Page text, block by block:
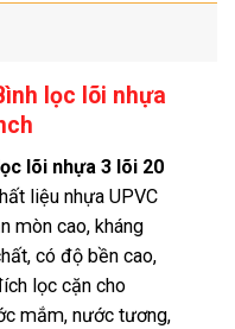
lọc lõi nhựa
lõi nhựa 3 lõi 20
liệu nhựa UPVC
mòn cao, kháng
có độ bền cao,
lọc cặn cho
mắm, nước tương,